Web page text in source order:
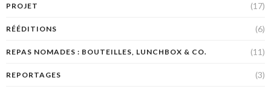
PROJET (17)
RÉÉDITIONS (6)
REPAS NOMADES : BOUTEILLES, LUNCHBOX & CO. (11)
REPORTAGES (3)